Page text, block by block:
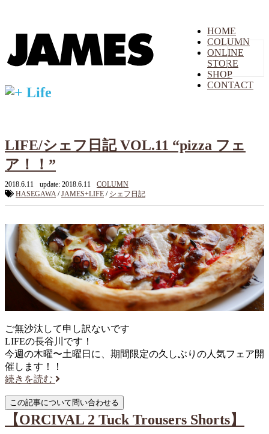
HOME
COLUMN
ONLINE
STORE
SHOP
CONTACT
LIFE/シェフ日記 VOL.11 “pizza フェ
ア！！”
2018.6.11 update: 2018.6.11
COLUMN
HASEGAWA/JAMES+LIFE / シェフ日記
ご無沙汰して申し訳ないです
LIFEの長谷川です！
今週の木曜〜土曜日に、期間限定の久しぶりの人気フェア開
催します！！
続きを読む
【ORCIVAL 2 Tuck Trousers Shorts】